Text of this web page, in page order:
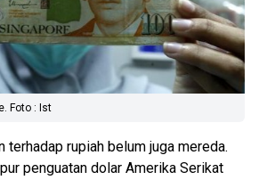
Foto : Ist
terhadap rupiah belum juga mereda.
penguatan dolar Amerika Serikat